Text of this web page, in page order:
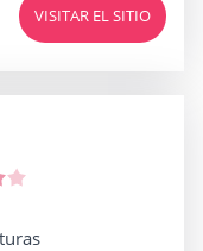
VISITAR EL SITIO